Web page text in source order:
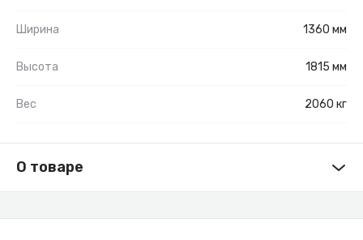
Ширина 1360 мм
Высота 1815 мм
Вес 2060 кг
О товаре